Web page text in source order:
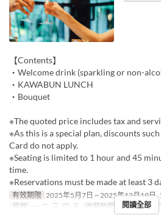
【Contents】
・Welcome drink (sparkling or non-
・KAWABUN LUNCH
・Bouquet
※The quoted price includes tax and
※As this is a special plan, discounts
Card do not apply.
※Seating is limited to 1 hour and 45
time.
※Reservations must be made at least 3
有效期限 2025年5月7日 ~ 2025年12月19日,
星期
一, 二, 三, 四, 五 進餐時間 午餐 最大
閱讀全部